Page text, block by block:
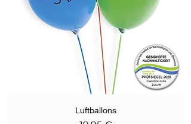
Luftballons